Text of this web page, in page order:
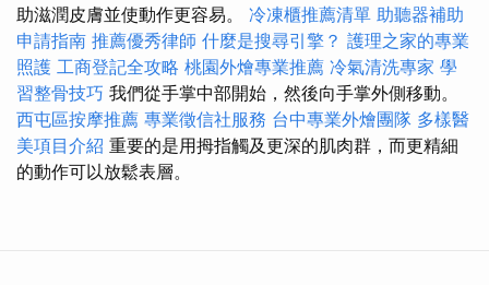
助滋潤皮膚並使動作更容易。 冷凍櫃推薦清單 助聽器補助
申請指南 推薦優秀律師 什麼是搜尋引擎？ 護理之家的專業
照護 工商登記全攻略 桃園外燴專業推薦 冷氣清洗專家 學
習整骨技巧 我們從手掌中部開始，然後向手掌外側移動。
西屯區按摩推薦 專業徵信社服務 台中專業外燴團隊 多樣醫
美項目介紹 重要的是用拇指觸及更深的肌肉群，而更精細
的動作可以放鬆表層。